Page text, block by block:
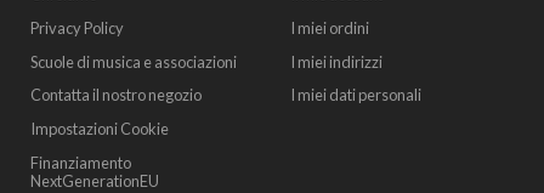
Privacy Policy
Scuole di musica e associazioni
Contatta il nostro negozio
Impostazioni Cookie
Finanziamento
NextGenerationEU
I miei ordini
I miei indirizzi
I miei dati personali